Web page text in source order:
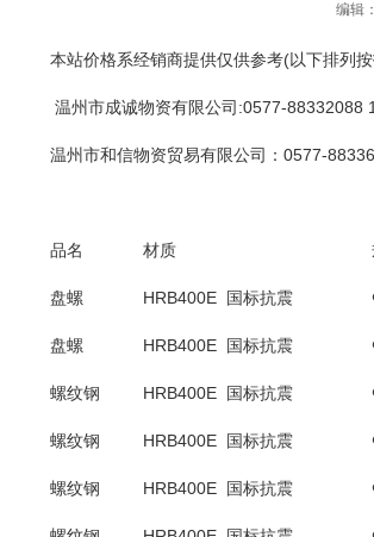
编辑
本站价格系经销商提供仅供参考(以下排列按
温州市成诚物资有限公司 :0577-88332088
温州市和信物资贸易有限公司：0577-
品名 材质
盘螺 HRB400E 国标抗震
盘螺 HRB400E 国标抗震
螺纹钢 HRB400E 国标抗震
螺纹钢 HRB400E 国标抗震
螺纹钢 HRB400E 国标抗震